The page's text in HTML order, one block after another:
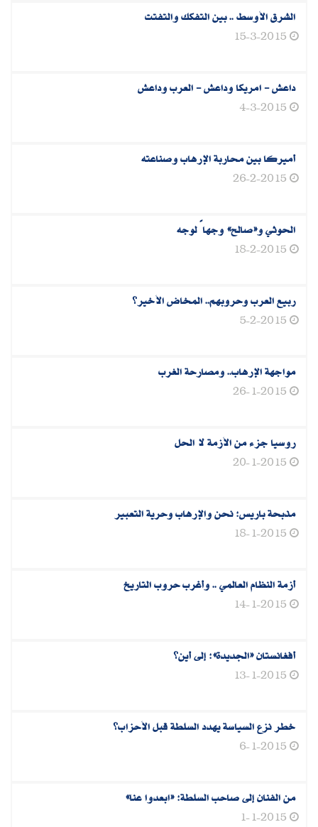
الشرق الأوسط‮ .. ‬بين التفكك والتفتت
15-3-2015
داعش - امريكا وداعش - العرب وداعش
4-3-2015
أميركا بين محاربة الإرهاب وصناعته
26-2-2015
الحوثي و«صالح» وجهاً لوجه
18-2-2015
ربيع العرب وحروبهم.. المخاض الأخير؟
5-2-2015
مواجهة الإرهاب.. ومصارحة الغرب
26-1-2015
روسيا جزء من الأزمة لا الحل
20-1-2015
مذبحة باريس: نحن والإرهاب وحرية التعبير
18-1-2015
أزمة النظام العالمي .. وأغرب حروب التاريخ
14-1-2015
أفغانستان «الجديدة»: إلى أين؟
13-1-2015
خطر نزع السياسة يهدد السلطة قبل الأحزاب؟
6-1-2015
من الفنان إلى صاحب السلطة: «ابعدوا عنا»
1-1-2015